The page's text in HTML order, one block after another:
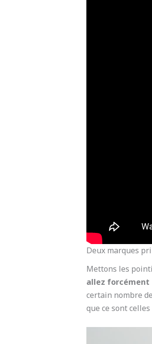
Deux marques
Mettons les
allez forcément
certain nombre
que ce sont